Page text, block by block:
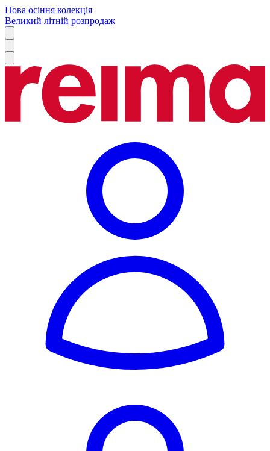
Нова осіння колекція
Великий літній розпродаж